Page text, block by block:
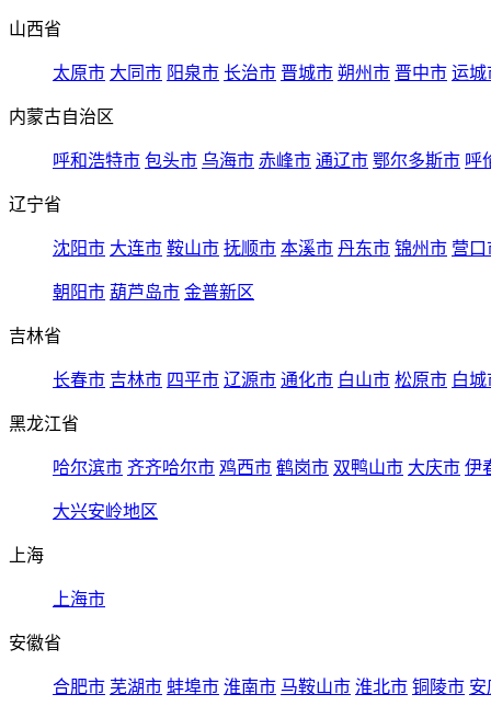
山西省
太原市 大同市 阳泉市 长治市 晋城市 朔州市 晋中市 运城
内蒙古自治区
呼和浩特市 包头市 乌海市 赤峰市 通辽市 鄂尔多斯市 呼
辽宁省
沈阳市 大连市 鞍山市 抚顺市 本溪市 丹东市 锦州市 营口
朝阳市 葫芦岛市 金普新区
吉林省
长春市 吉林市 四平市 辽源市 通化市 白山市 松原市 白城
黑龙江省
哈尔滨市 齐齐哈尔市 鸡西市 鹤岗市 双鸭山市 大庆市 伊
大兴安岭地区
上海
上海市
安徽省
合肥市 芜湖市 蚌埠市 淮南市 马鞍山市 淮北市 铜陵市 安